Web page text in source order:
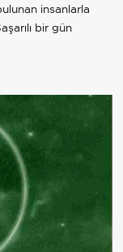
insanlarla
bir gün